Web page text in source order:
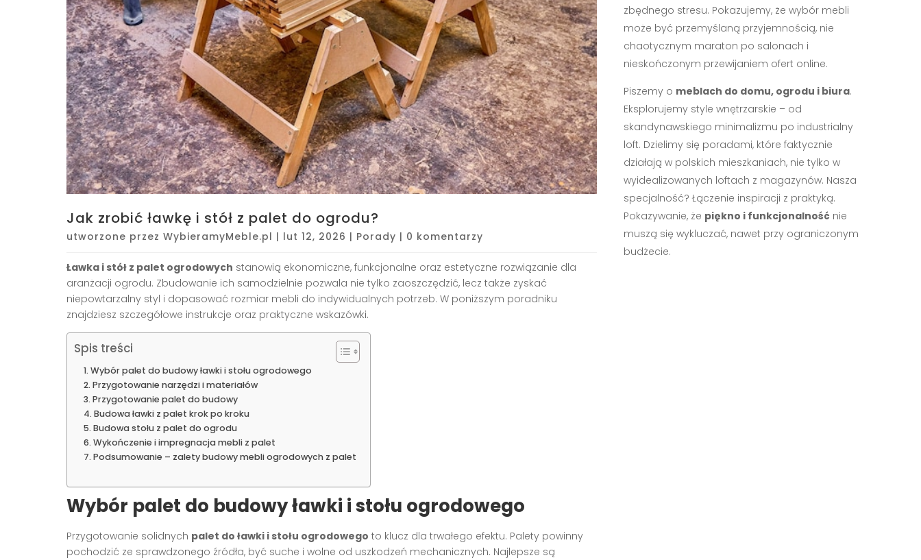
Jak zrobić ławkę i stół z palet do ogrodu?
utworzone przez WybieramyMeble.pl | lut 12, 2026 | Porady | 0 komentarzy
Ławka i stół z palet ogrodowych stanowią ekonomiczne, funkcjonalne oraz estetyczne rozwiązanie dla
aranżacji ogrodu. Zbudowanie ich samodzielnie pozwala nie tylko zaoszczędzić, lecz także zyskać
niepowtarzalny styl i dopasować rozmiar mebli do indywidualnych potrzeb. W poniższym poradniku
znajdziesz szczegółowe instrukcje oraz praktyczne wskazówki.
Spis treści
Wybór palet do budowy ławki i stołu ogrodowego
Przygotowanie narzędzi i materiałów
Przygotowanie palet do budowy
Budowa ławki z palet krok po kroku
Budowa stołu z palet do ogrodu
Wykończenie i impregnacja mebli z palet
Podsumowanie – zalety budowy mebli ogrodowych z palet
Wybór palet do budowy ławki i stołu ogrodowego
Przygotowanie solidnych palet do ławki i stołu ogrodowego to klucz dla trwałego efektu. Palety powinny
pochodzić ze sprawdzonego źródła, być suche i wolne od uszkodzeń mechanicznych. Najlepsze są
zbędnego stresu. Pokazujemy, że wybór mebli
może być przemyślaną przyjemnością, nie
chaotycznym maraton po salonach i
nieskończonym przewijaniem ofert online.
Piszemy o meblach do domu, ogrodu i biura.
Eksplorujemy style wnętrzarskie – od
skandynawskiego minimalizmu po industrialny
loft. Dzielimy się poradami, które faktycznie
działają w polskich mieszkaniach, nie tylko w
wyidealizowanych loftach z magazynów. Nasza
specjalność? Łączenie inspiracji z praktyką.
Pokazywanie, że piękno i funkcjonalność nie
muszą się wykluczać, nawet przy ograniczonym
budżecie.